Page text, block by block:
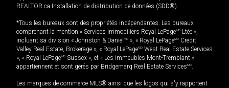
REALTOR.ca Installation de distribution de données (SDD®).
*Tous les bureaux sont des propriétés indépendantes. Les bureaux
comprenant la mention « Services immobiliers Royal LePageMD Ltée »,
incluant sa division « Johnston & Daniel MD », « Royal LePageMD Credit
Valley Real Estate, Brokerage », « Royal LePageMD West Real Estate Services
», « Royal LePageMD Sussex », et « Les immeubles Mont-Tremblant »
appartiennent et sont gérés par Bridgemarq Real Estate ServicesMD.
Les marques de commerce MLS® ainsi que les logos qui s'y rapportent